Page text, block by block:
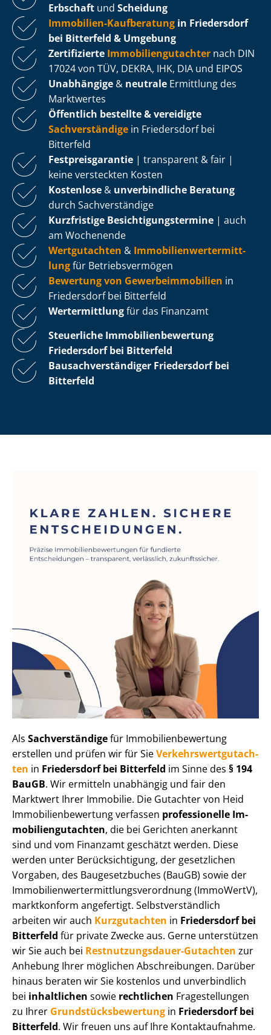
Erbschaft und Scheidung
Immobilien-Kaufberatung in Friedersdorf
bei Bitterfeld & Umgebung
Zertifizierte Im­mo­bi­li­en­gut­ach­ter nach DIN
17024 von TÜV, DEKRA, IHK, DIA und EIPOS
Unabhängige & neutrale Ermittlung des
Marktwertes
Öffentlich bestellte & vereidigte
Sachverständige in Friedersdorf bei
Bitterfeld
Fest­preis­ga­ran­tie | transparent & fair |
keine versteckten Kosten
Kostenlose & unverbindliche Beratung
durch Sachverständige
Kurzfristige Be­sich­ti­gungs­ter­mi­ne | auch
am Wochenende
Wertgutachten & Im­mo­bi­li­en­wert­ermitt­
lungfür Be­triebs­ver­mö­gen
Bewertung von Ge­wer­be­im­mo­bi­li­en in
Friedersdorf bei Bitterfeld
Wertermittlungfür das Finanzamt
Steuerliche Im­mo­bi­li­en­be­wer­tung
Friedersdorf bei Bitterfeld
Bau­sach­ver­stän­di­ger Friedersdorf bei
Bitterfeld
Als Sachverständigefür Im­mo­bi­li­en­be­wer­tung
erstellen und prüfen wir für SieVer­kehrs­wert­gut­ach­
ten in Friedersdorf bei Bitterfeld im Sinne des § 194
BauGB. Wir ermitteln unabhängig und fair den
Marktwert Ihrer Immobilie. Die Gutachter von Heid
Im­mo­bi­li­en­be­wer­tung verfassen professionelle Im­
mo­bi­li­en­gut­ach­ten, die bei Gerichten anerkannt
sind und vom Finanzamt geschätzt werden. Diese
werden unter Be­rück­sich­ti­gung, der gesetzlichen
Vorgaben, des Baugesetzbuches (BauGB) sowie der
Im­mo­bi­li­en­wert­ermitt­lungs­ver­ord­nung (ImmoWertV),
marktkonform angefertigt. Selbst­ver­ständ­lich
arbeiten wir auch Kurzgutachten in Friedersdorf bei
Bitterfeld für private Zwecke aus. Gerne unterstützen
wir Sie auch bei Rest­nut­zungs­dau­er-Gutachten zur
Anhebung Ihrer möglichen Abschreibungen. Darüber
hinaus beraten wir Sie kostenlos und unverbindlich
bei inhaltlichen sowie rechtlichen Fragestellungen
zu Ihrer Grund­stücks­be­wer­tung in Friedersdorf bei
Bitterfeld. Wir freuen uns auf Ihre Kontaktaufnahme.